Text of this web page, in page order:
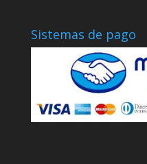
Sistemas de pago